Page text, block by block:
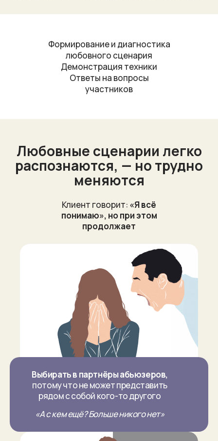
Формирование и диагностика
любовного сценария
Демонстрация техники
Ответы на вопросы
участников
Любовные сценарии легко
распознаются, — но трудно
меняются
Клиент говорит: «Я всё
понимаю», но при этом
продолжает
Выбирать в партнёры абьюзеров,
потому что не может представить
рядом с собой кого-то другого
«А с кем ещё? Больше никого нет»